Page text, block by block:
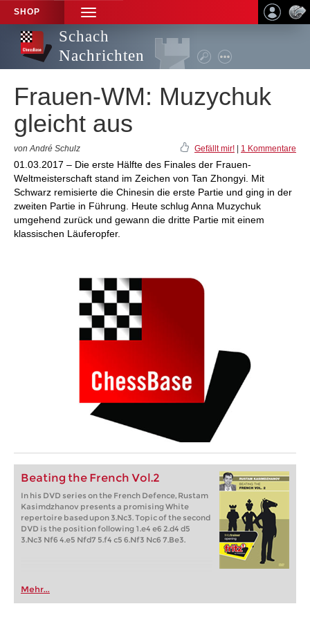
SHOP
TOGGLE
NAVIGATION
Schach
Nachrichten
Frauen-WM: Muzychuk
gleicht aus
von André Schulz Gefällt mir! 1 Kommentare
01.03.2017 – Die erste Hälfte des Finales der Frauen-
Weltmeisterschaft stand im Zeichen von Tan Zhongyi. Mit
Schwarz remisierte die Chinesin die erste Partie und ging in der
zweiten Partie in Führung. Heute schlug Anna Muzychuk
umgehend zurück und gewann die dritte Partie mit einem
klassischen Läuferopfer.
Beating the French Vol.2
In his DVD series on the French Defence, Rustam
Kasimdzhanov presents a promising White
repertoire based upon 3.Nc3. Topic of the second
DVD is the position following 1.e4 e6 2.d4 d5
3.Nc3 Nf6 4.e5 Nfd7 5.f4 c5 6.Nf3 Nc6 7.Be3.
Mehr...